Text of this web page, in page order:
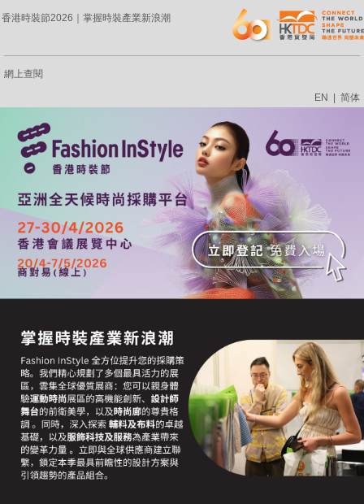
香港時裝節2026｜掌握時裝產業新浪潮
網上查閱
EN 简体